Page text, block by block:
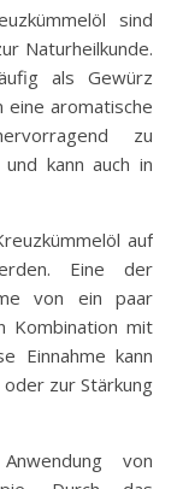
sind
Naturheilkunde.
als Gewürz
eine aromatische
zu
kann auch in
auf
Eine der
von ein paar
Kombination mit
Einnahme kann
zur Stärkung
von